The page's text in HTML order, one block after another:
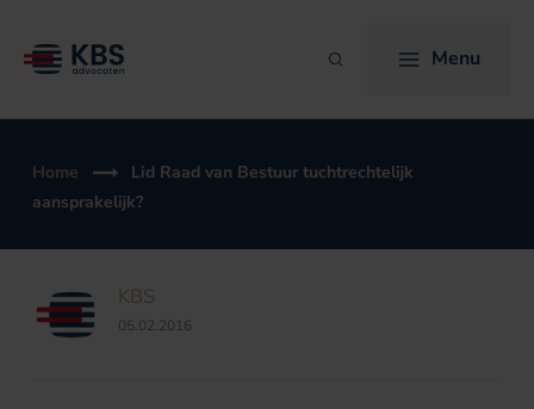
naar
Zoeken Menu
Home
Lid Raad van Bestuur tuchtrechtelijk
aansprakelijk?
KBS
05.02.2016